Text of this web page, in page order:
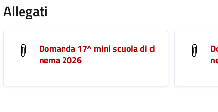
Allegati
Domanda 17^ mini scuola di ci
nema 2026